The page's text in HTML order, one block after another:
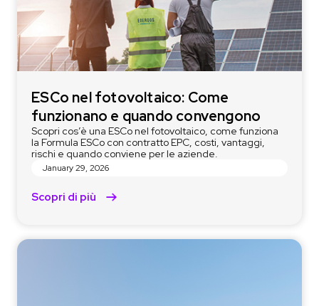
ESCo nel fotovoltaico: Come
funzionano e quando convengono
Scopri cos’è una ESCo nel fotovoltaico, come funziona
la Formula ESCo con contratto EPC, costi, vantaggi,
rischi e quando conviene per le aziende.
January 29, 2026
Scopri di più